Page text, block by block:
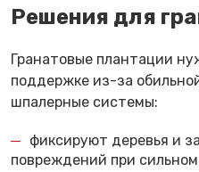
Решения для
Гранатовые плантации
поддержке из-за
шпалерные системы:
фиксируют деревья и
повреждений при